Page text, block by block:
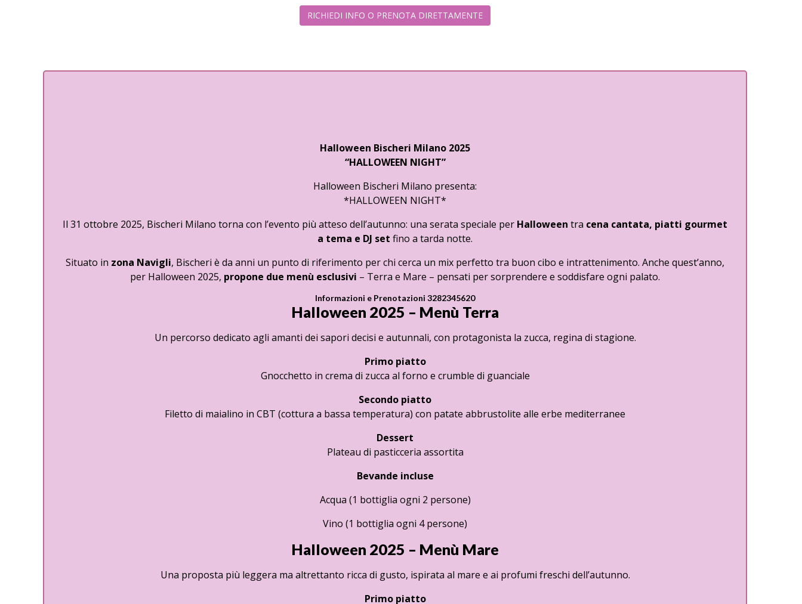
RICHIEDI INFO O PRENOTA DIRETTAMENTE
Halloween Bischeri Milano 2025
“HALLOWEEN NIGHT”
Halloween Bischeri Milano presenta:
*HALLOWEEN NIGHT*
Il 31 ottobre 2025, Bischeri Milano torna con l’evento più atteso dell’autunno: una serata speciale per Halloween tra cena cantata, piatti gourmet
a tema e DJ set fino a tarda notte.
Situato in zona Navigli, Bischeri è da anni un punto di riferimento per chi cerca un mix perfetto tra buon cibo e intrattenimento. Anche quest’anno,
per Halloween 2025, propone due menù esclusivi – Terra e Mare – pensati per sorprendere e soddisfare ogni palato.
Informazioni e Prenotazioni 3282345620
Halloween 2025 – Menù Terra
Un percorso dedicato agli amanti dei sapori decisi e autunnali, con protagonista la zucca, regina di stagione.
Primo piatto
Gnocchetto in crema di zucca al forno e crumble di guanciale
Secondo piatto
Filetto di maialino in CBT (cottura a bassa temperatura) con patate abbrustolite alle erbe mediterranee
Dessert
Plateau di pasticceria assortita
Bevande incluse
Acqua (1 bottiglia ogni 2 persone)
Vino (1 bottiglia ogni 4 persone)
Halloween 2025 – Menù Mare
Una proposta più leggera ma altrettanto ricca di gusto, ispirata al mare e ai profumi freschi dell’autunno.
Primo piatto